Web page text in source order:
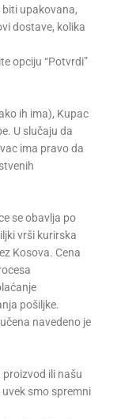
biti upakovana,
dostave, kolika
opciju “Potvrdi”
ih ima), Kupac
U slučaju da
ima pravo da
se obavlja po
vrši kurirska
Kosova. Cena
pošiljke.
navedeno je
proizvod ili našu
smo spremni